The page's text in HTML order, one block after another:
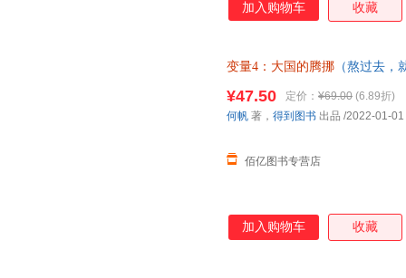
加入购物车 收藏
变量4：大国的腾挪 （熬过去
有商品均可开票
¥47.50 定价： ¥69.00 (6.89折)
佰亿图书专营店
何帆 著， 得到图书 出品 /2022-01-01
加入购物车 收藏